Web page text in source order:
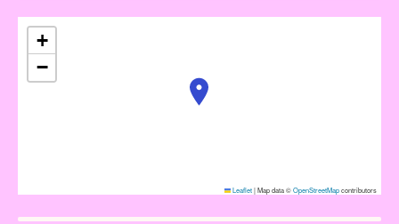
+
−
Leaflet|Map data ©OpenStreetMapcontributors